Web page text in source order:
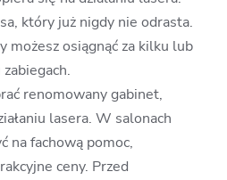
który już nigdy nie odrasta.
możesz osiągnąć za kilku lub
renomowany gabinet,
lasera. W salonach
na fachową pomoc,
ceny. Przed